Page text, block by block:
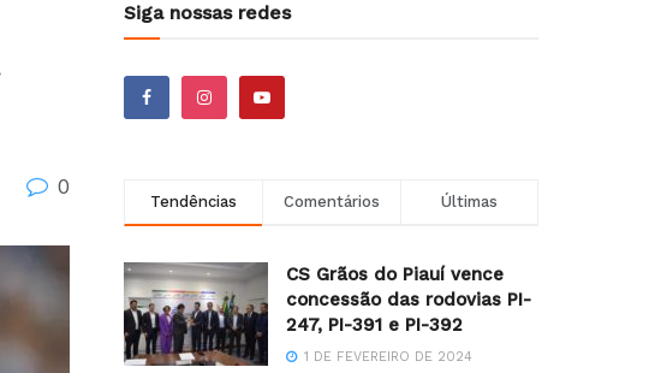
0
Siga nossas redes
Tendências Comentários Últimas
CS Grãos do Piauí vence
concessão das rodovias PI-
247, PI-391 e PI-392
1 DE FEVEREIRO DE 2024